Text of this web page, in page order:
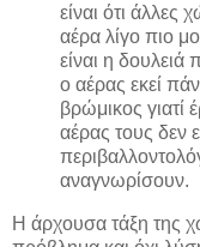
είναι ότι
αέρα λίγο πιο
είναι η δουλειά
ο αέρας εκεί
βρώμικος γιατί
αέρας τους δεν
αναγνωρίσουν.
Η άρχουσα τάξη της